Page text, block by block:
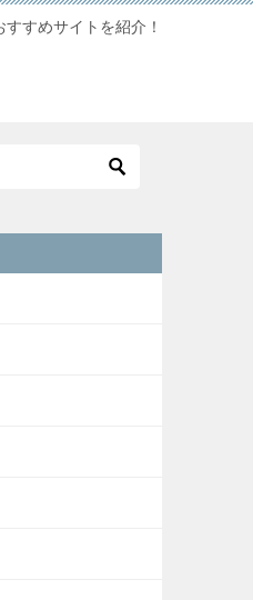
すめサイトを紹介！